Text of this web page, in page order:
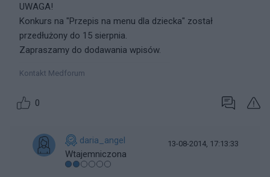
UWAGA!
Konkurs na "Przepis na menu dla dziecka" został
przedłużony do 15 sierpnia.
Zapraszamy do dodawania wpisów.
Kontakt Medforum
0
daria_angel
Wtajemniczona
13-08-2014, 17:13:33